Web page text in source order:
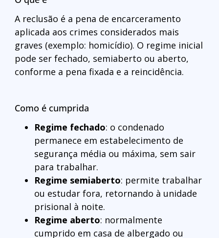
A reclusão é a pena de encarceramento
aplicada aos crimes considerados mais
graves (exemplo: homicídio). O regime inicial
pode ser fechado, semiaberto ou aberto,
conforme a pena fixada e a reincidência.
Como é cumprida
Regime fechado: o condenado
permanece em estabelecimento de
segurança média ou máxima, sem sair
para trabalhar.
Regime semiaberto: permite trabalhar
ou estudar fora, retornando à unidade
prisional à noite.
Regime aberto: normalmente
cumprido em casa de albergado ou